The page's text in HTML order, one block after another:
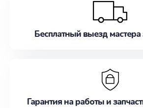
Бесплатный выезд мастера
Гарантия на работы и